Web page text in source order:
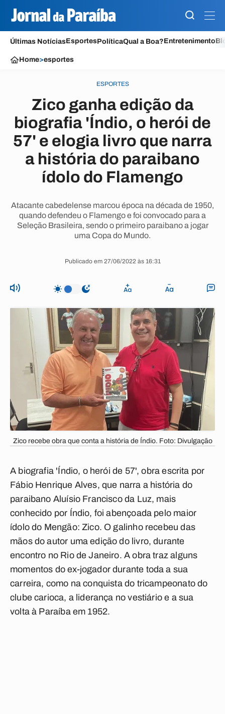
Últimas NotíciasEsportesPolíticaQual a Boa?Entretenimento
Home>esportes
ESPORTES
Zico ganha edição da
biografia 'Índio, o herói de
57' e elogia livro que narra
a história do paraibano
ídolo do Flamengo
Atacante cabedelense marcou época na década de 1950,
quando defendeu o Flamengo e foi convocado para a
Seleção Brasileira, sendo o primeiro paraibano a jogar
uma Copa do Mundo.
Publicado em 27/06/2022 às 16:31
Zico recebe obra que conta a história de Índio. Foto: Divulgação
A biografia 'Índio, o herói de 57', obra escrita por
Fábio Henrique Alves, que narra a história do
paraibano Aluísio Francisco da Luz, mais
conhecido por Índio, foi abençoada pelo maior
ídolo do Mengão: Zico. O galinho recebeu das
mãos do autor uma edição do livro, durante
encontro no Rio de Janeiro. A obra traz alguns
momentos do ex-jogador durante toda a sua
carreira, como na conquista do tricampeonato do
clube carioca, a liderança no vestiário e a sua
volta à Paraíba em 1952.